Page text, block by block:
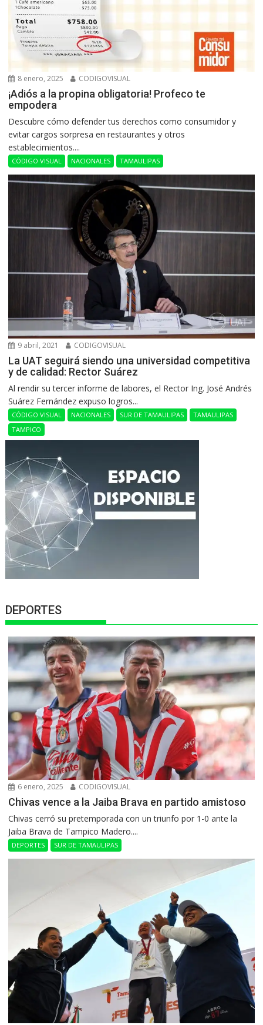
8 enero, 2025 CODIGOVISUAL
¡Adiós a la propina obligatoria! Profeco te
empodera
Descubre cómo defender tus derechos como consumidor y
evitar cargos sorpresa en restaurantes y otros
establecimientos....
CÓDIGO VISUAL NACIONALES TAMAULIPAS
9 abril, 2021 CODIGOVISUAL
La UAT seguirá siendo una universidad competitiva
y de calidad: Rector Suárez
Al rendir su tercer informe de labores, el Rector Ing. José Andrés
Suárez Fernández expuso logros...
CÓDIGO VISUAL NACIONALES SUR DE TAMAULIPAS
TAMAULIPAS
TAMPICO
DEPORTES
6 enero, 2025 CODIGOVISUAL
Chivas vence a la Jaiba Brava en partido amistoso
Chivas cerró su pretemporada con un triunfo por 1-0 ante la
Jaiba Brava de Tampico Madero....
DEPORTES SUR DE TAMAULIPAS